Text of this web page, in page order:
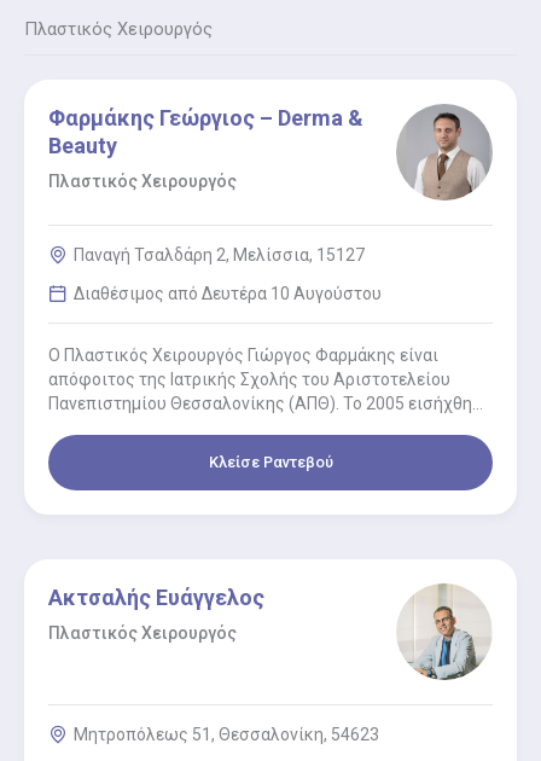
Πλαστικός Χειρουργός
Φαρμάκης Γεώργιος – Derma &
Beauty
Πλαστικός Χειρουργός
Παναγή Τσαλδάρη 2, Μελίσσια, 15127
Διαθέσιμος από Δευτέρα 10 Αυγούστου
O Πλαστικός Χειρουργός Γιώργος Φαρμάκης είναι
απόφοιτος της Ιατρικής Σχολής του Αριστοτελείου
Πανεπιστημίου Θεσσαλονίκης (ΑΠΘ). Το 2005 εισήχθη
Κλείσε Ραντεβού
Ακτσαλής Ευάγγελος
Πλαστικός Χειρουργός
Μητροπόλεως 51, Θεσσαλονίκη, 54623